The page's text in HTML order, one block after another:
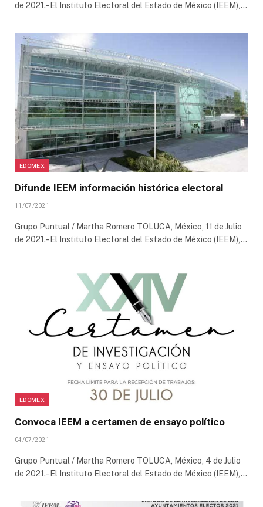
de 2021.- El Instituto Electoral del Estado de México (IEEM),…
EDOMEX
Difunde IEEM información histórica electoral
11/07/2021
Grupo Puntual / Martha Romero TOLUCA, México, 11 de Julio
de 2021.- El Instituto Electoral del Estado de México (IEEM),…
EDOMEX
Convoca IEEM a certamen de ensayo político
04/07/2021
Grupo Puntual / Martha Romero TOLUCA, México, 4 de Julio
de 2021.- El Instituto Electoral del Estado de México (IEEM),…